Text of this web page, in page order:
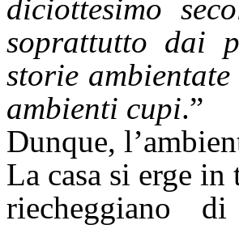
diciottesimo
soprattutto dai
storie
ambienti cupi.”
Dunque,
La casa si erge
riecheggiano